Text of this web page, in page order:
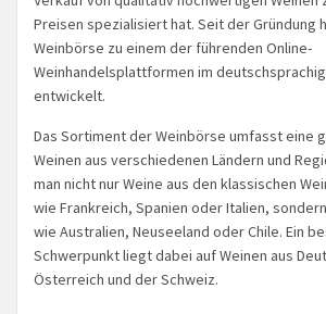
Preisen spezialisiert hat. Seit der Gründung
Weinbörse zu einem der führenden Online-
Weinhandelsplattformen im
entwickelt.
Das Sortiment der Weinbörse umfasst eine
Weinen aus verschiedenen Ländern und
man nicht nur Weine aus den klassischen
wie Frankreich, Spanien oder Italien,
wie Australien, Neuseeland oder Chile. Ein
Schwerpunkt liegt dabei auf Weinen aus
Österreich und der Schweiz.